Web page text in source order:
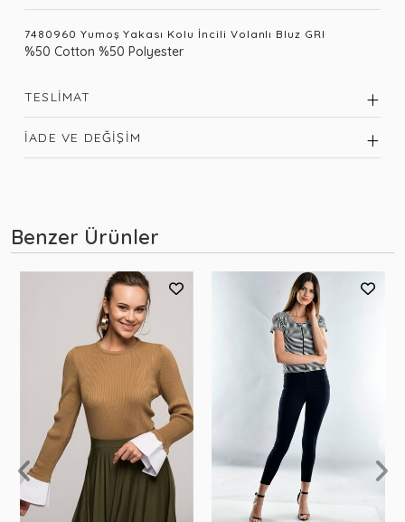
7480960 Yumoş Yakası Kolu İncili Volanlı Bluz GRI
%50 Cotton %50 Polyester
TESLIMAT
İADE VE DEĞIŞIM
Benzer Ürünler